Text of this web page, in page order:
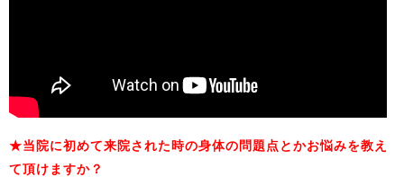
★当院に初めて来院された時の身体の問題点とかお悩みを教え
て頂けますか？